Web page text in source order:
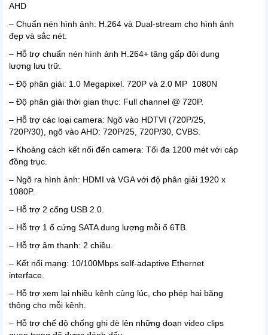
AHD
– Chuẩn nén hình ảnh: H.264 và Dual-stream cho hình ảnh
đẹp và sắc nét.
– Hỗ trợ chuẩn nén hình ảnh H.264+ tăng gấp đôi dung
lượng lưu trữ.
– Độ phân giải: 1.0 Megapixel. 720P và 2.0 MP 1080N
– Độ phân giải thời gian thực: Full channel @ 720P.
– Hỗ trợ các loại camera: Ngõ vào HDTVI (720P/25,
720P/30), ngõ vào AHD: 720P/25, 720P/30, CVBS.
– Khoảng cách kết nối đến camera: Tối đa 1200 mét với cáp
đồng trục.
– Ngõ ra hình ảnh: HDMI và VGA với độ phân giải 1920 x
1080P.
– Hỗ trợ 2 cổng USB 2.0.
– Hỗ trợ 1 ổ cứng SATA dung lượng mỗi ổ 6TB.
– Hỗ trợ âm thanh: 2 chiều.
– Kết nối mạng: 10/100Mbps self-adaptive Ethernet
interface.
– Hỗ trợ xem lại nhiều kênh cùng lúc, cho phép hai băng
thông cho mỗi kênh.
– Hỗ trợ chế độ chống ghi đè lên những đoạn video clips